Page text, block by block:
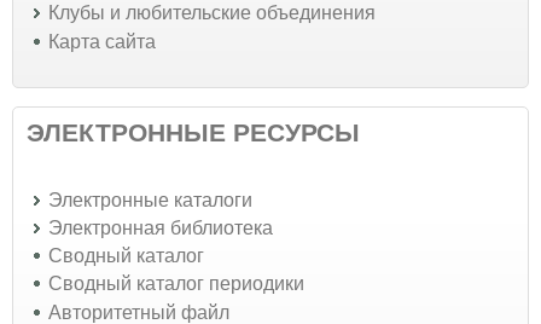
Клубы и любительские объединения
Карта сайта
ЭЛЕКТРОННЫЕ РЕСУРСЫ
Электронные каталоги
Электронная библиотека
Сводный каталог
Сводный каталог периодики
Авторитетный файл